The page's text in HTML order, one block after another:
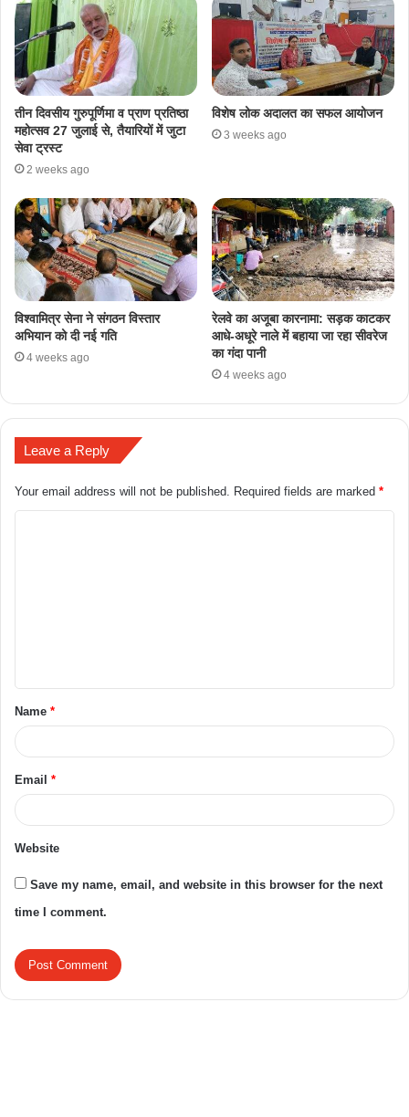
तीन दिवसीय गुरुपूर्णिमा व प्राण प्रतिष्ठा
महोत्सव 27 जुलाई से, तैयारियों में जुटा
सेवा ट्रस्ट
2 weeks ago
विशेष लोक अदालत का सफल आयोजन
3 weeks ago
​विश्वामित्र सेना ने संगठन विस्तार
अभियान को दी नई गति
4 weeks ago
रेलवे का अजूबा कारनामा: सड़क काटकर
आधे-अधूरे नाले में बहाया जा रहा सीवरेज
का गंदा पानी
4 weeks ago
Leave a Reply
Your email address will not be published. Required fields are marked *
Name *
Email *
Website
Save my name, email, and website in this browser for the next
time I comment.